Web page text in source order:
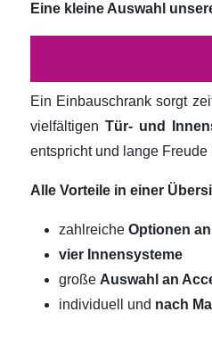
Eine kleine Auswahl
Ein Einbauschrank sorgt
vielfältigen Tür- und
entspricht und lange Freude
Alle Vorteile in einer
zahlreiche Optionen
vier Innensysteme
große Auswahl an
individuell und nach